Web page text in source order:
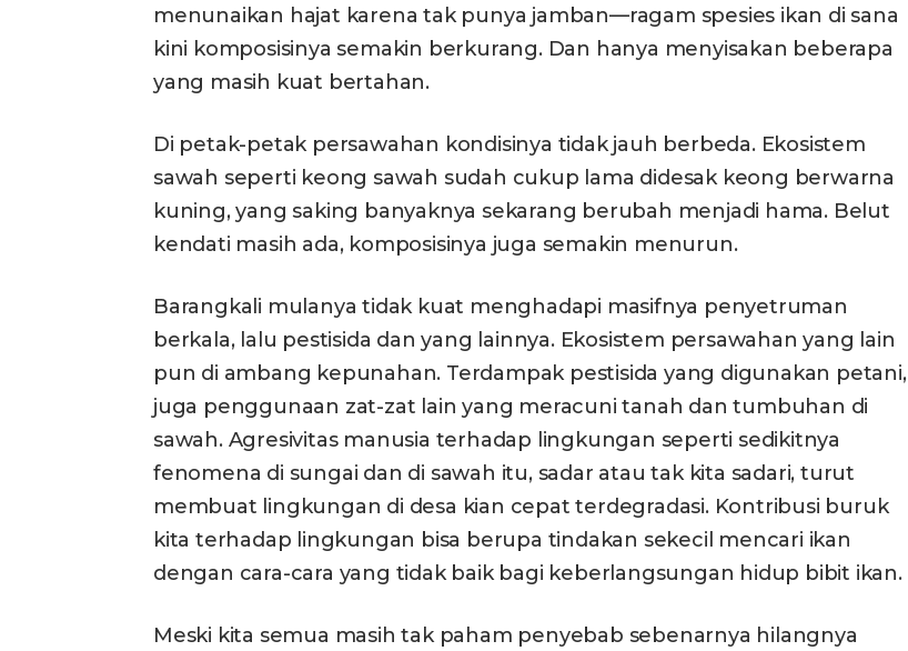
menunaikan hajat karena tak punya jamban—ragam spesies ikan di sana
kini komposisinya semakin berkurang. Dan hanya menyisakan beberapa
yang masih kuat bertahan.
Di petak-petak persawahan kondisinya tidak jauh berbeda. Ekosistem
sawah seperti keong sawah sudah cukup lama didesak keong berwarna
kuning, yang saking banyaknya sekarang berubah menjadi hama. Belut
kendati masih ada, komposisinya juga semakin menurun.
Barangkali mulanya tidak kuat menghadapi masifnya penyetruman
berkala, lalu pestisida dan yang lainnya. Ekosistem persawahan yang lain
pun di ambang kepunahan. Terdampak pestisida yang digunakan petani,
juga penggunaan zat-zat lain yang meracuni tanah dan tumbuhan di
sawah. Agresivitas manusia terhadap lingkungan seperti sedikitnya
fenomena di sungai dan di sawah itu, sadar atau tak kita sadari, turut
membuat lingkungan di desa kian cepat terdegradasi. Kontribusi buruk
kita terhadap lingkungan bisa berupa tindakan sekecil mencari ikan
dengan cara-cara yang tidak baik bagi keberlangsungan hidup bibit ikan.
Meski kita semua masih tak paham penyebab sebenarnya hilangnya